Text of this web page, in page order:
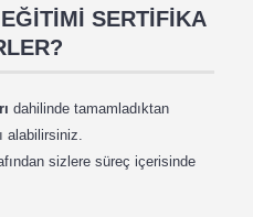
SERTİFİKA
dahilinde tamamladıktan
alabilirsiniz.
sizlere süreç içerisinde